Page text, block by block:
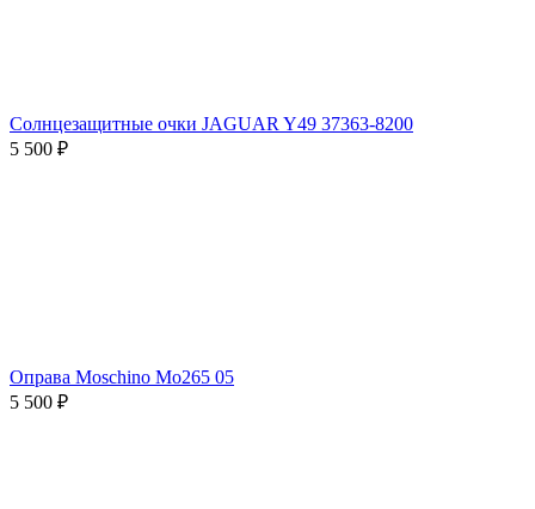
Солнцезащитные очки JAGUAR Y49 37363-8200
5 500 ₽
Оправа Moschino Mo265 05
5 500 ₽